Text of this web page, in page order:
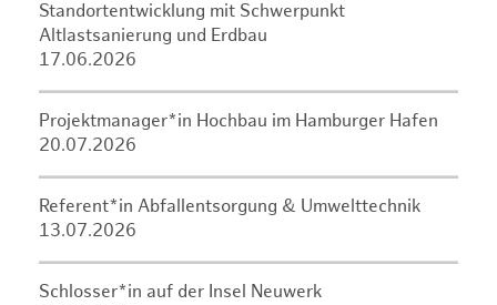
Standortentwicklung mit Schwerpunkt
Altlastsanierung und Erdbau
17.06.2026
Projektmanager*in Hochbau im Hamburger Hafen
20.07.2026
Referent*in Abfallentsorgung & Umwelttechnik
13.07.2026
Schlosser*in auf der Insel Neuwerk